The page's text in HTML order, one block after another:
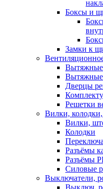
Боксы и
Замки к
Вытяжные
Вытяжные
Дверцы
Решетки
Вилки, колодки,
Вилки,
Колодки
Разъёмы
Разъёмы
Силовые
Выключатели,